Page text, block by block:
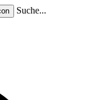
Suche...